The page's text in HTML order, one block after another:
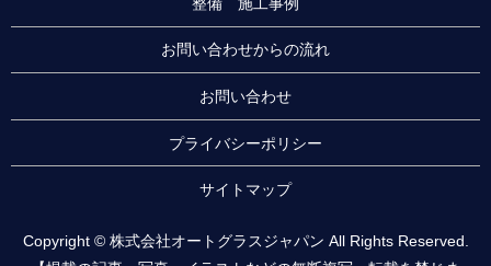
お問い合わせからの流れ
お問い合わせ
プライバシーポリシー
サイトマップ
Copyright © 株式会社オートグラスジャパン All Rights Reserved.